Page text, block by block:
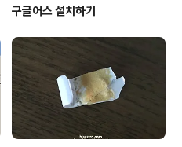
구글어스 설치하기